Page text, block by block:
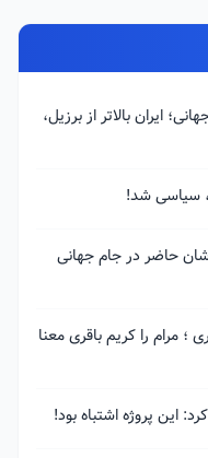
ایران بالاتر از برزیل،
سیاسی شد!
حاضر در جام جهانی
؛ مرام را کریم باقری معنا
این پروژه اشتباه بود!